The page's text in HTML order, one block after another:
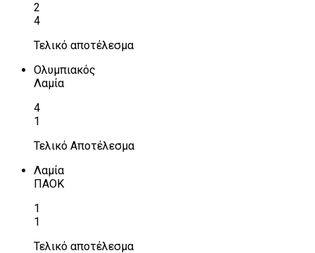
2
4
Τελικό αποτέλεσμα
Ολυμπιακός
Λαμία
4
1
Τελικό Αποτέλεσμα
Λαμία
ΠΑΟΚ
1
1
Τελικό αποτέλεσμα